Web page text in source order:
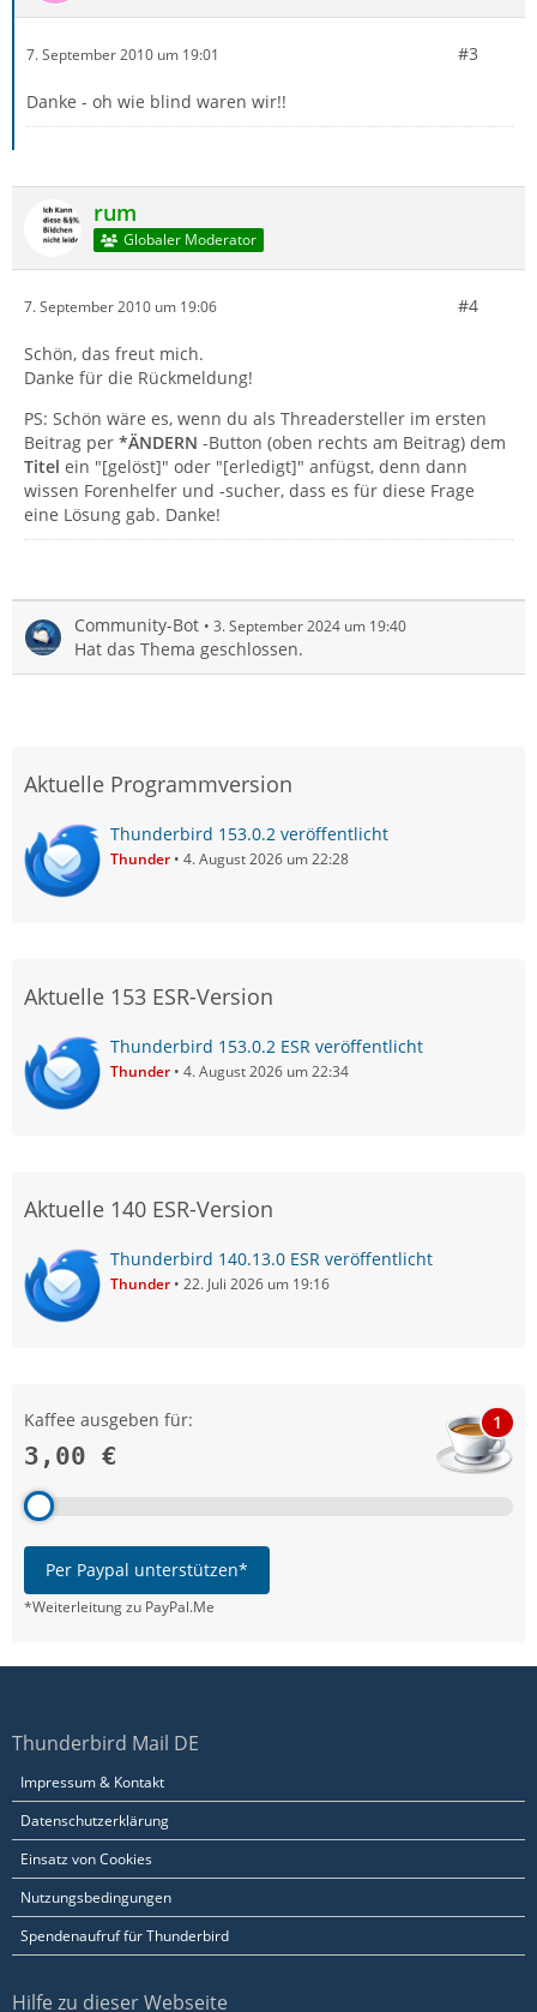
7. September 2010 um 19:01 #3
Danke - oh wie blind waren wir!!
rum
Globaler Moderator
7. September 2010 um 19:06 #4
Schön, das freut mich.
Danke für die Rückmeldung!
PS: Schön wäre es, wenn du als Threadersteller im ersten
Beitrag per *ÄNDERN -Button (oben rechts am Beitrag) dem
Titel ein "[gelöst]" oder "[erledigt]" anfügst, denn dann
wissen Forenhelfer und -sucher, dass es für diese Frage
eine Lösung gab. Danke!
Community-Bot 3. September 2024 um 19:40
Hat das Thema geschlossen.
Aktuelle Programmversion
Thunderbird 153.0.2 veröffentlicht
Thunder 4. August 2026 um 22:28
Aktuelle 153 ESR-Version
Thunderbird 153.0.2 ESR veröffentlicht
Thunder 4. August 2026 um 22:34
Aktuelle 140 ESR-Version
Thunderbird 140.13.0 ESR veröffentlicht
Thunder 22. Juli 2026 um 19:16
Kaffee ausgeben für:
3,00 €
1
Per Paypal unterstützen*
*Weiterleitung zu PayPal.Me
Thunderbird Mail DE
Impressum & Kontakt
Datenschutzerklärung
Einsatz von Cookies
Nutzungsbedingungen
Spendenaufruf für Thunderbird
Hilfe zu dieser Webseite